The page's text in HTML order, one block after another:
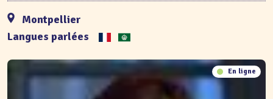
En ligne
Montpellier
Langues parlées